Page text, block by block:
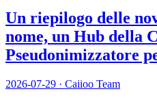
Un riepilogo delle
nome, un Hub della
Pseudonimizzatore
2026-07-29 · Caiioo Team